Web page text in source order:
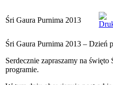
Śri Gaura Purnima 2013
Śri Gaura Purnima 2013 – Dzień
Serdecznie zapraszamy na
programie.